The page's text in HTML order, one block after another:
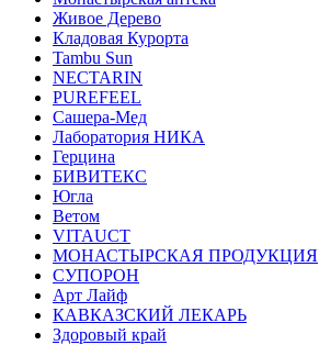
Живое Дерево
Кладовая Курорта
Tambu Sun
NECTARIN
PUREFEEL
Сашера-Мед
Лаборатория НИКА
Герцина
БИВИТЕКС
Югла
Ветом
VITAUCT
МОНАСТЫРСКАЯ ПРОДУКЦИЯ
СУПОРОН
Арт Лайф
КАВКАЗСКИЙ ЛЕКАРЬ
Здоровый край